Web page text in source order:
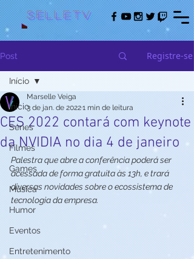
Selletv
Post Registre-se
Início
Séries
Filmes
Games
Música
Humor
Eventos
Entretenimento
Início
CES 2022 contará com keynote
da NVIDIA no dia 4 de janeiro
Marselle Veiga
3 de jan. de 20221 min de leitura
Palestra que abre a conferência poderá ser
acessada de forma gratuita às 13h, e trará
diversas novidades sobre o ecossistema de
tecnologia da empresa.